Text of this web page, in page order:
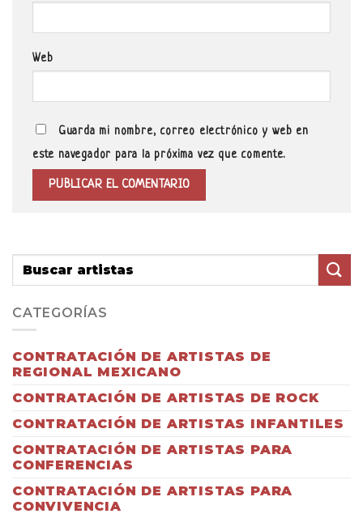
Web
Guarda mi nombre, correo electrónico y web en
este navegador para la próxima vez que comente.
CATEGORÍAS
CONTRATACIÓN DE ARTISTAS DE
REGIONAL MEXICANO
CONTRATACIÓN DE ARTISTAS DE ROCK
CONTRATACIÓN DE ARTISTAS INFANTILES
CONTRATACIÓN DE ARTISTAS PARA
CONFERENCIAS
CONTRATACIÓN DE ARTISTAS PARA
CONVIVENCIA